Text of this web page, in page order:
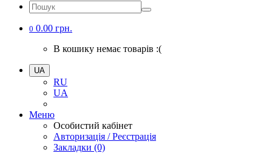
0 0.00 грн.
В кошику немає товарів :(
UA
RU
UA
Меню
Особистий кабінет
Авторизація / Реєстрація
Закладки (0)